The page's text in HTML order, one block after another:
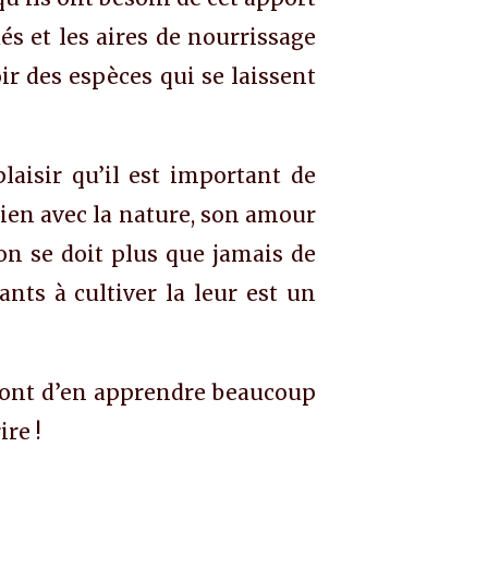
et les aires de nourrissage
des espèces qui se laissent
qu’il est important de
avec la nature, son amour
se doit plus que jamais de
à cultiver la leur est un
d’en apprendre beaucoup
!